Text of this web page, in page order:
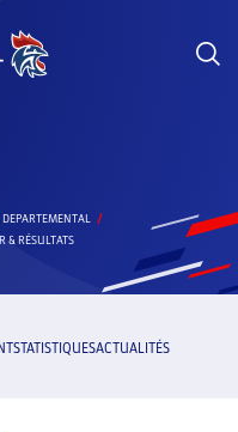
DEPARTEMENTAL
& RÉSULTATS
STATISTIQUESACTUALITÉS